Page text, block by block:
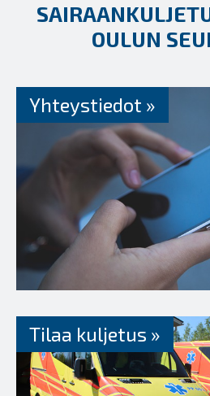
OULUN
Yhteystiedot »
Tilaa kuljetus »